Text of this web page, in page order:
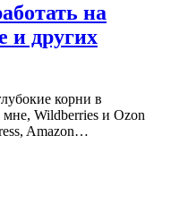
на
и других
корни в
Wildberries и Ozon
Amazon…